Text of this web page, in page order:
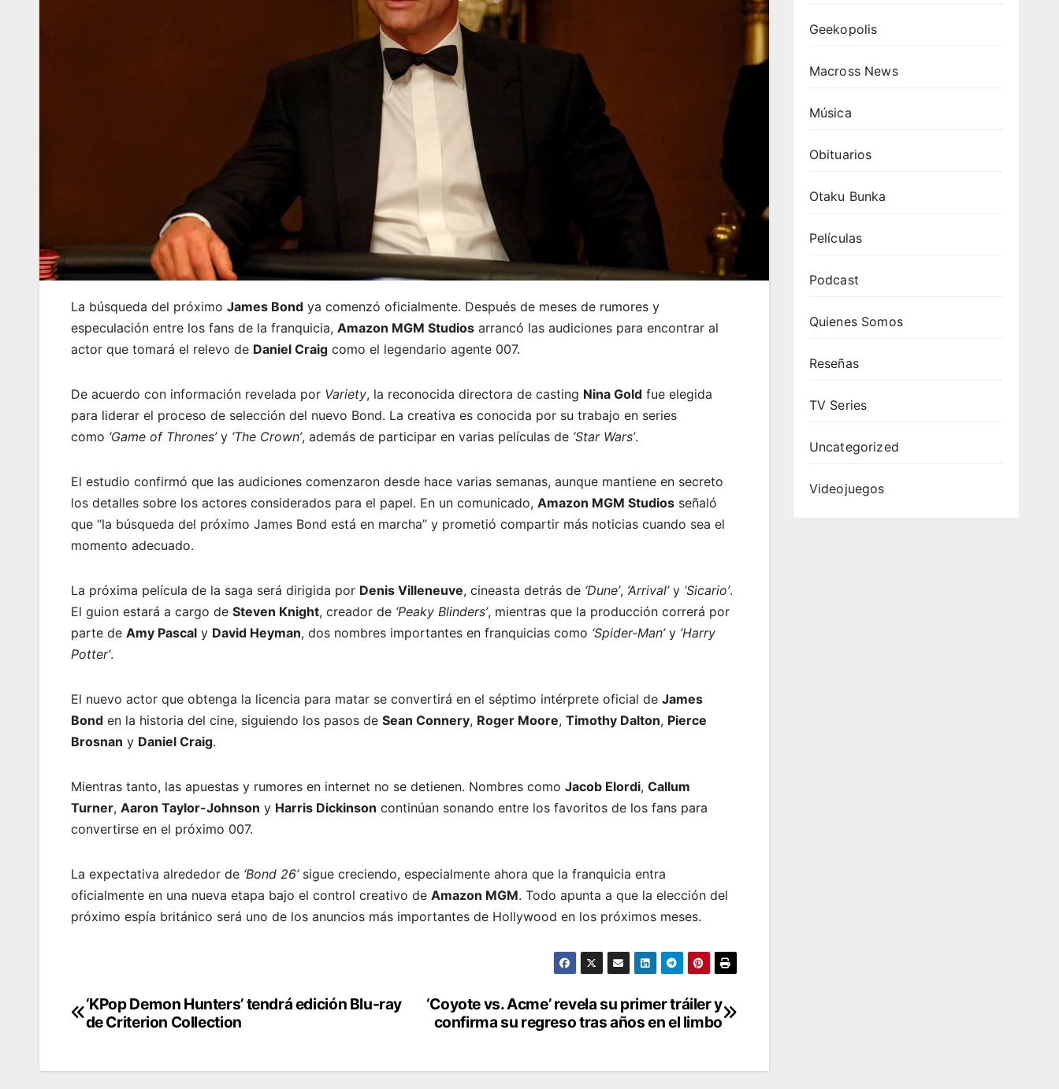
La búsqueda del próximo James Bond ya comenzó oficialmente. Después de meses de rumores y
especulación entre los fans de la franquicia, Amazon MGM Studios arrancó las audiciones para encontrar al
actor que tomará el relevo de Daniel Craig como el legendario agente 007.
De acuerdo con información revelada por Variety, la reconocida directora de casting Nina Gold fue elegida
para liderar el proceso de selección del nuevo Bond. La creativa es conocida por su trabajo en series
como ‘Game of Thrones’y ‘The Crown’, además de participar en varias películas de ‘Star Wars’.
El estudio confirmó que las audiciones comenzaron desde hace varias semanas, aunque mantiene en secreto
los detalles sobre los actores considerados para el papel. En un comunicado, Amazon MGM Studios señaló
que “la búsqueda del próximo James Bond está en marcha” y prometió compartir más noticias cuando sea el
momento adecuado.
La próxima película de la saga será dirigida por Denis Villeneuve, cineasta detrás de ‘Dune’, ‘Arrival’y ‘Sicario’.
El guion estará a cargo de Steven Knight, creador de ‘Peaky Blinders’, mientras que la producción correrá por
parte de Amy Pascal y David Heyman, dos nombres importantes en franquicias como ‘Spider-Man’y ‘Harry
Potter’.
El nuevo actor que obtenga la licencia para matar se convertirá en el séptimo intérprete oficial de James
Bond en la historia del cine, siguiendo los pasos de Sean Connery, Roger Moore, Timothy Dalton, Pierce
Brosnan y Daniel Craig.
Mientras tanto, las apuestas y rumores en internet no se detienen. Nombres como Jacob Elordi, Callum
Turner, Aaron Taylor-Johnson y Harris Dickinson continúan sonando entre los favoritos de los fans para
convertirse en el próximo 007.
La expectativa alrededor de ‘Bond 26’sigue creciendo, especialmente ahora que la franquicia entra
oficialmente en una nueva etapa bajo el control creativo de Amazon MGM. Todo apunta a que la elección del
próximo espía británico será uno de los anuncios más importantes de Hollywood en los próximos meses.
Post
‘Coyote vs. Acme’ revela su primer tráiler y
confirma su regreso tras años en el limbo
‘KPop Demon Hunters’ tendrá edición Blu-ray
de Criterion Collection
Geekopolis
Macross News
Música
Obituarios
Otaku Bunka
Películas
Podcast
Quienes Somos
Reseñas
TV Series
Uncategorized
Videojuegos